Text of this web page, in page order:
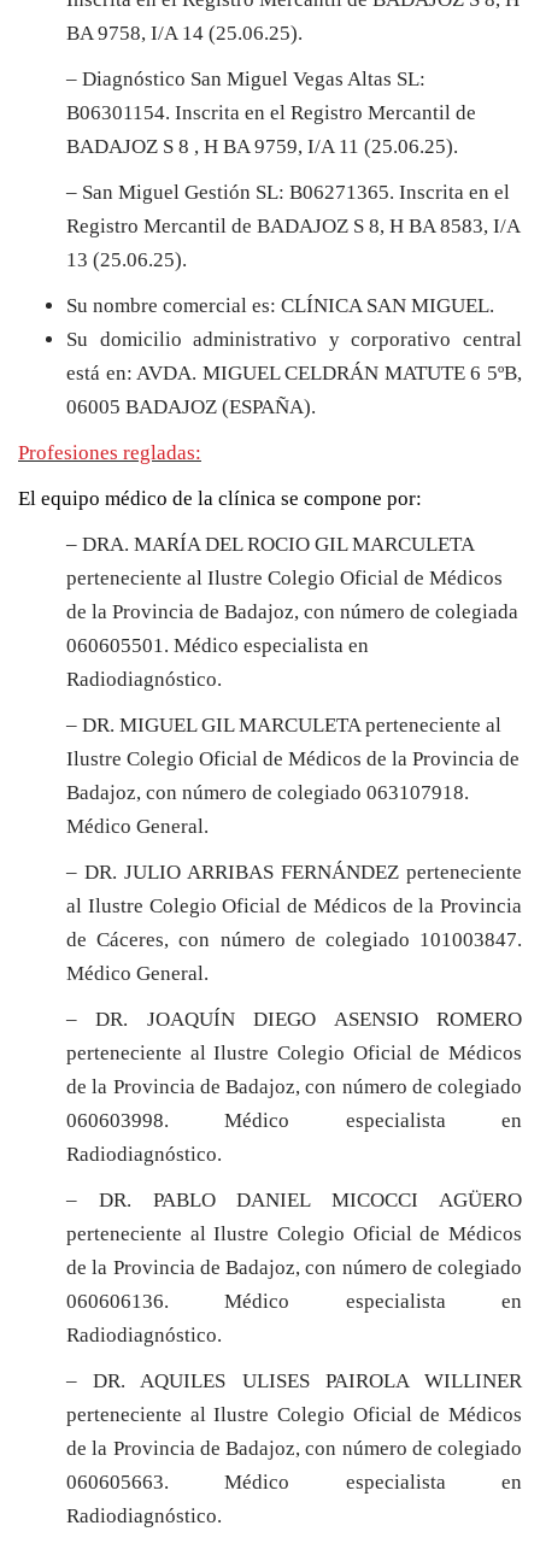
BA 9758, I/A 14 (25.06.25).
– Diagnóstico San Miguel Vegas Altas SL:
B06301154. Inscrita en el Registro Mercantil de
BADAJOZ S 8 , H BA 9759, I/A 11 (25.06.25).
– San Miguel Gestión SL: B06271365. Inscrita en el
Registro Mercantil de BADAJOZ S 8, H BA 8583, I/A
13 (25.06.25).
Su nombre comercial es: CLÍNICA SAN MIGUEL.
Su domicilio administrativo y corporativo central
está en: AVDA. MIGUEL CELDRÁN MATUTE 6 5ºB,
06005 BADAJOZ (ESPAÑA).
Profesiones regladas:
El equipo médico de la clínica se compone por:
– DRA. MARÍA DEL ROCIO GIL MARCULETA
perteneciente al Ilustre Colegio Oficial de Médicos
de la Provincia de Badajoz, con número de colegiada
060605501. Médico especialista en
Radiodiagnóstico.
– DR. MIGUEL GIL MARCULETA perteneciente al
Ilustre Colegio Oficial de Médicos de la Provincia de
Badajoz, con número de colegiado 063107918.
Médico General.
– DR. JULIO ARRIBAS FERNÁNDEZ perteneciente
al Ilustre Colegio Oficial de Médicos de la Provincia
de Cáceres, con número de colegiado 101003847.
Médico General.
– DR. JOAQUÍN DIEGO ASENSIO ROMERO
perteneciente al Ilustre Colegio Oficial de Médicos
de la Provincia de Badajoz, con número de colegiado
060603998. Médico especialista en
Radiodiagnóstico.
– DR. PABLO DANIEL MICOCCI AGÜERO
perteneciente al Ilustre Colegio Oficial de Médicos
de la Provincia de Badajoz, con número de colegiado
060606136. Médico especialista en
Radiodiagnóstico.
– DR. AQUILES ULISES PAIROLA WILLINER
perteneciente al Ilustre Colegio Oficial de Médicos
de la Provincia de Badajoz, con número de colegiado
060605663. Médico especialista en
Radiodiagnóstico.